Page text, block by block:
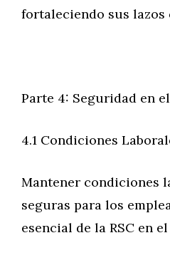
fortaleciendo sus lazos
Parte 4: Seguridad en
4.1 Condiciones
Mantener condiciones
seguras para los
esencial de la RSC en